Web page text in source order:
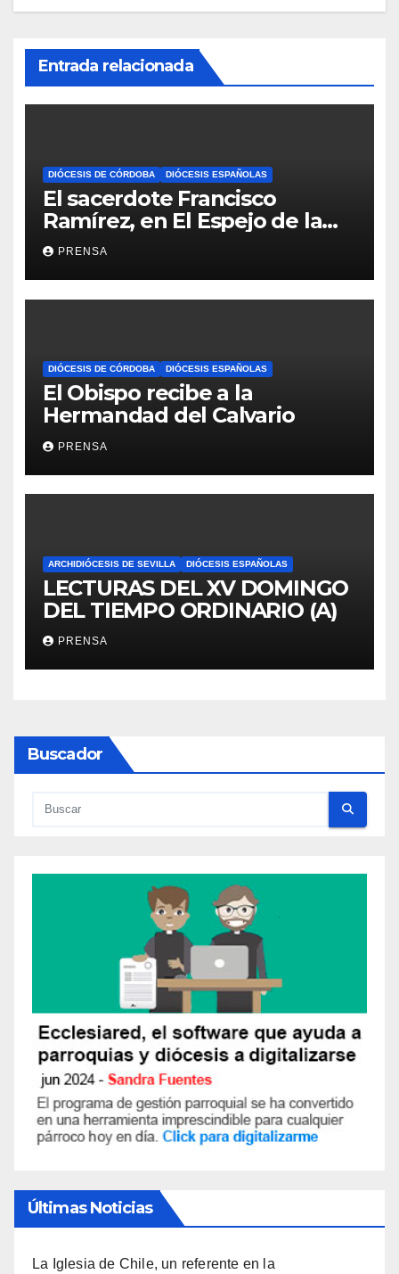
Entrada relacionada
DIÓCESIS DE CÓRDOBA DIÓCESIS ESPAÑOLAS
El sacerdote Francisco
Ramírez, en El Espejo de la
Iglesia
PRENSA
DIÓCESIS DE CÓRDOBA DIÓCESIS ESPAÑOLAS
El Obispo recibe a la
Hermandad del Calvario
PRENSA
ARCHIDIÓCESIS DE SEVILLA DIÓCESIS ESPAÑOLAS
LECTURAS DEL XV DOMINGO
DEL TIEMPO ORDINARIO (A)
PRENSA
Buscador
Últimas Noticias
La Iglesia de Chile, un referente en la